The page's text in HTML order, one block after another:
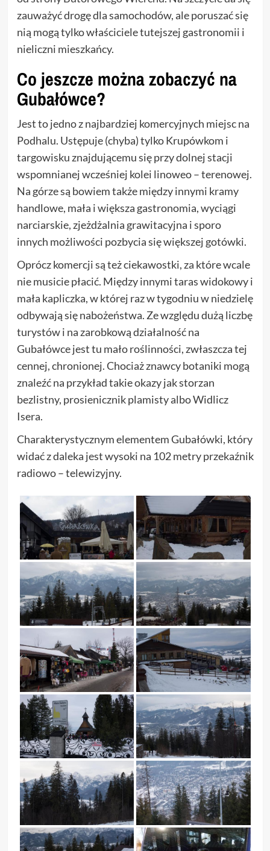
zauważyć drogę dla samochodów, ale poruszać się
nią mogą tylko właściciele tutejszej gastronomii i
nieliczni mieszkańcy.
Co jeszcze można zobaczyć na
Gubałówce?
Jest to jedno z najbardziej komercyjnych miejsc na
Podhalu. Ustępuje (chyba) tylko Krupówkom i
targowisku znajdującemu się przy dolnej stacji
wspomnianej wcześniej kolei linoweo – terenowej.
Na górze są bowiem także między innymi kramy
handlowe, mała i większa gastronomia, wyciągi
narciarskie, zjeżdżalnia grawitacyjna i sporo
innych możliwości pozbycia się większej gotówki.
Oprócz komercji są też ciekawostki, za które wcale
nie musicie płacić. Między innymi taras widokowy i
mała kapliczka, w której raz w tygodniu w niedzielę
odbywają się nabożeństwa. Ze względu dużą liczbę
turystów i na zarobkową działalność na
Gubałówce jest tu mało roślinności, zwłaszcza tej
cennej, chronionej. Chociaż znawcy botaniki mogą
znaleźć na przykład takie okazy jak storzan
bezlistny, prosienicznik plamisty albo Widlicz
Isera.
Charakterystycznym elementem Gubałówki, który
widać z daleka jest wysoki na 102 metry przekaźnik
radiowo – telewizyjny.